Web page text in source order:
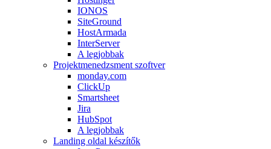
IONOS
SiteGround
HostArmada
InterServer
A legjobbak
Projektmenedzsment szoftver
monday.com
ClickUp
Smartsheet
Jira
HubSpot
A legjobbak
Landing oldal készítők